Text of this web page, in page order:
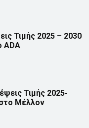
Τιμής 2025 – 2030
ADA
Τιμής 2025-
Μέλλον